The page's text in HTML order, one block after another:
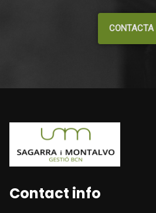
CONTACTA
Contact info